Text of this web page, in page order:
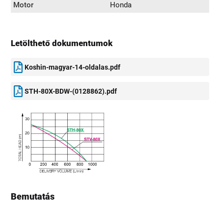
Motor
Honda
Letölthető dokumentumok
Koshin-magyar-14-oldalas.pdf
STH-80X-BDW-(0128862).pdf
Bemutatás